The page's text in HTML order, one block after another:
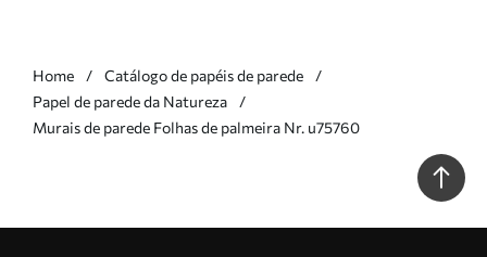
Home
Catálogo de papéis de parede
Papel de parede da Natureza
Murais de parede Folhas de palmeira Nr. u75760